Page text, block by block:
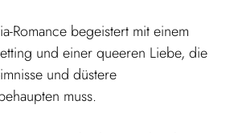
Romance begeistert mit einem
und einer queeren Liebe, die
und düstere
muss.